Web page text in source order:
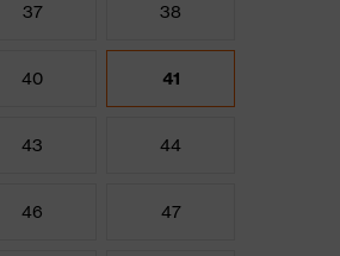
37 38
40 41
43 44
46 47